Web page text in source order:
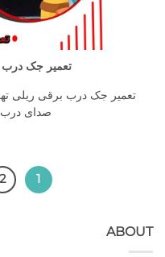
تعمیر جک درب برقی
جک درب برقی ریلی
صدای درب و روغن
3